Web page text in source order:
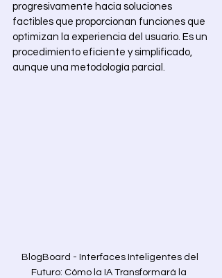
progresivamente hacia soluciones
factibles que proporcionan funciones que
optimizan la experiencia del usuario. Es un
procedimiento eficiente y simplificado,
aunque una metodología parcial.
BlogBoard - Interfaces Inteligentes del
Futuro: Cómo la IA Transformará la